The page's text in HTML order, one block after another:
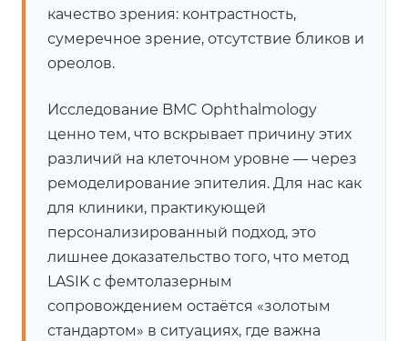
качество зрения: контрастность,
сумеречное зрение, отсутствие бликов и
ореолов.
Исследование BMC Ophthalmology
ценно тем, что вскрывает причину этих
различий на клеточном уровне — через
ремоделирование эпителия. Для нас как
для клиники, практикующей
персонализированный подход, это
лишнее доказательство того, что метод
LASIK с фемтолазерным
сопровождением остаётся «золотым
стандартом» в ситуациях, где важна